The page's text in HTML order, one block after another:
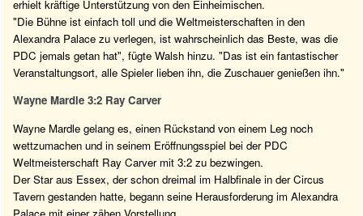
erhielt kräftige Unterstützung von den Einheimischen.
"Die Bühne ist einfach toll und die Weltmeisterschaften in den
Alexandra Palace zu verlegen, ist wahrscheinlich das Beste, was die
PDC jemals getan hat", fügte Walsh hinzu. "Das ist ein fantastischer
Veranstaltungsort, alle Spieler lieben ihn, die Zuschauer genießen ihn."
Wayne Mardle 3:2 Ray Carver
Wayne Mardle gelang es, einen Rückstand von einem Leg noch
wettzumachen und in seinem Eröffnungsspiel bei der PDC
Weltmeisterschaft Ray Carver mit 3:2 zu bezwingen.
Der Star aus Essex, der schon dreimal im Halbfinale in der Circus
Tavern gestanden hatte, begann seine Herausforderung im Alexandra
Palace mit einer zähen Vorstellung.